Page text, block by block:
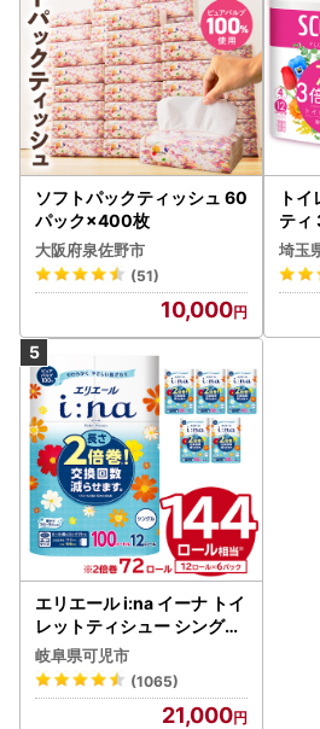
ソフトパックティッシュ 60
パック×400枚
大阪府泉佐野市
(51)
10,000
ト
ティ
ック
埼玉
エリエール i:na イーナ トイ
レットティシュー シングル
100巻 12ロール×6P【009
5-005】トイレットペーパ
ー
岐阜県可児市
(1065)
21,000